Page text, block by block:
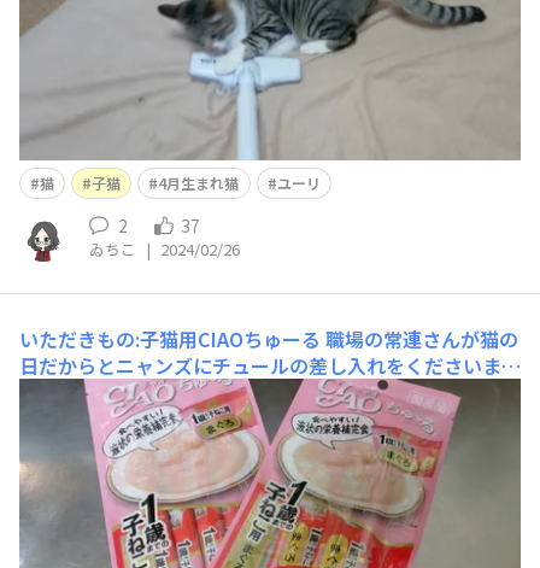
猫 子猫 4月生まれ猫 ユーリ
2 37
ゐちこ | 2024/02/26
いただきもの:子猫用CIAOちゅーる 職場の常連さんが猫の
日だからとニャンズにチュールの差し入れをくださいまし
た🫰 2人ともかじりついて絞り出すというなかなかワイル
ドな食べ方。画像が暗くなっちゃったけど撮り直す間もな
いぐらいゴクゴクと飲み干す。 もっと欲しいなーという
目で見られるけどあんまいっぺんに食べたらお腹壊すか